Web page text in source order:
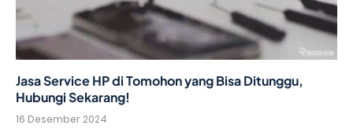
Jasa Service HP di Tomohon yang Bisa Ditunggu,
Hubungi Sekarang!
16 Desember 2024